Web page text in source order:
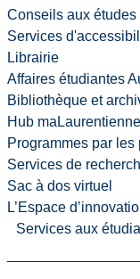
Conseils aux études
Services
Librairie
Affaires étudiantes
Bibliothèque et
Hub maLaurentienne
Programmes par les
Services de
Sac à dos virtuel
L’Espace
Services aux